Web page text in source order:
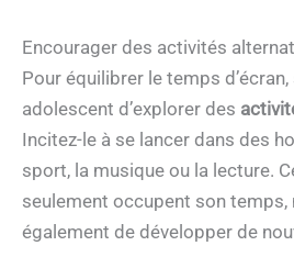
Encourager des activités
Pour équilibrer le temps
adolescent d’explorer des
Incitez-le à se lancer dans des
sport, la musique ou la lecture.
seulement occupent son
également de développer de